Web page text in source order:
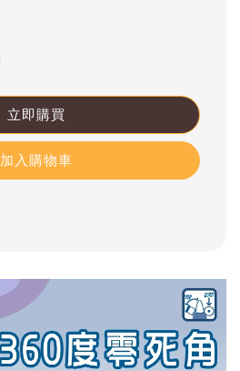
立即購買
加入購物車